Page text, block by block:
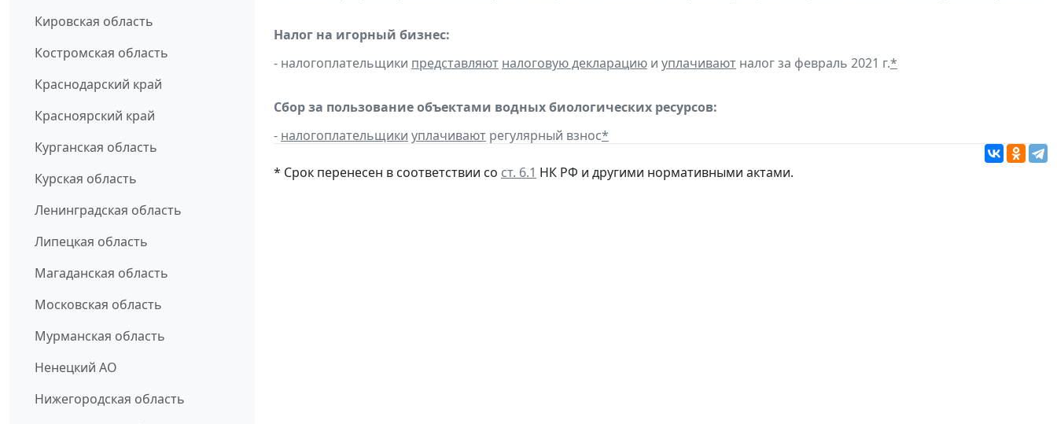
Кировская область
Костромская область
Краснодарский край
Красноярский край
Курганская область
Курская область
Ленинградская область
Липецкая область
Магаданская область
Московская область
Мурманская область
Ненецкий АО
Нижегородская область
Налог на игорный бизнес:
- налогоплательщики представляют налоговую декларацию и уплачивают налог за февраль 2021 г.*
Сбор за пользование объектами водных биологических ресурсов:
- налогоплательщики уплачивают регулярный взнос*
* Срок перенесен в соответствии со ст. 6.1 НК РФ и другими нормативными актами.